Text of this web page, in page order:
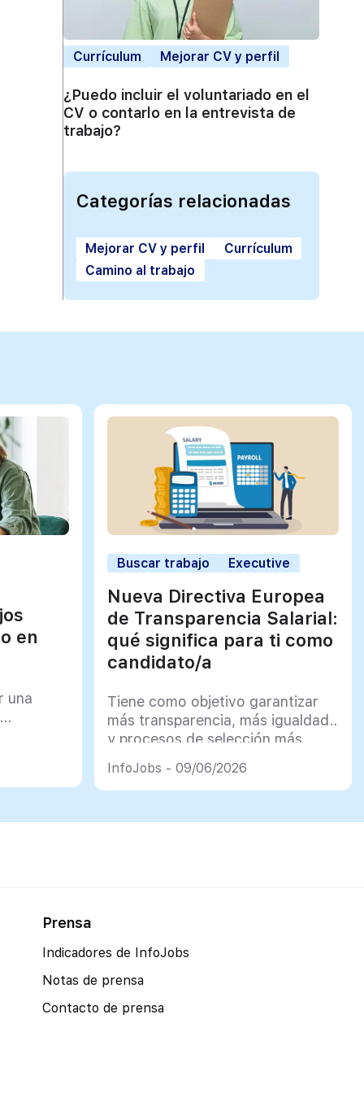
Currículum Mejorar CV y perfil
¿Puedo incluir el voluntariado en el
CV o contarlo en la entrevista de
trabajo?
Categorías relacionadas
Mejorar CV y perfil
Currículum
Camino al trabajo
en
una
Buscar trabajo Executive
Nueva Directiva Europea
de Transparencia Salarial:
qué significa para ti como
candidato/a
Tiene como objetivo garantizar
más transparencia, más igualdad
y procesos de selección más
InfoJobs - 09/06/2026
Prensa
Indicadores de InfoJobs
Notas de prensa
Contacto de prensa